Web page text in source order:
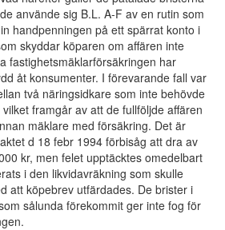
använde sig B.L. A-F av en rutin som
handpenningen på ett spärrat konto i
skyddar köparen om affären inte
fastighetsmäklarförsäkringen har
åt konsumenter. I förevarande fall var
två näringsidkare som inte behövde
framgår av att de fullföljde affären
mäklare med försäkring. Det är
d 18 febr 1994 förbisåg att dra av
kr, men felet upptäcktes omedelbart
i den likvidavräkning som skulle
att köpebrev utfärdades. De brister i
sålunda förekommit ger inte fog för